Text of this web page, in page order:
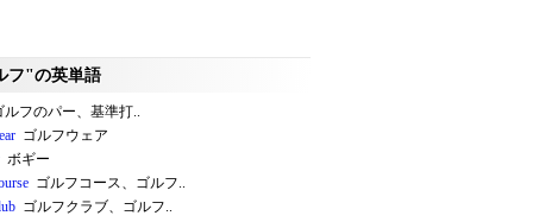
フ"の英単語
ルフのパー、基準打..
ゴルフウェア
ボギー
ゴルフコース、ゴルフ..
ゴルフクラブ、ゴルフ..